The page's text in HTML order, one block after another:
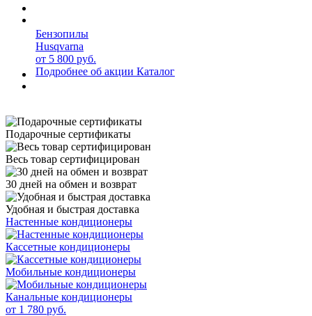
Бензопилы
Husqvarna
от 5 800 руб.
Подробнее об акции Каталог
Подарочные сертификаты
Весь товар сертифицирован
30 дней на обмен и возврат
Удобная и быстрая доставка
Настенные кондиционеры
Кассетные кондиционеры
Мобильные кондиционеры
Канальные кондиционеры
от 1 780 руб.